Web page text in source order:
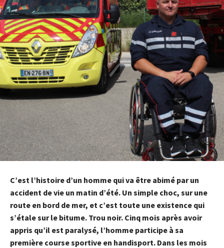
C’est l’histoire d’un homme qui va être abimé par un
accident de vie un matin d’été. Un simple choc, sur une
route en bord de mer, et c’est toute une existence qui
s’étale sur le bitume. Trou noir. Cinq mois après avoir
appris qu’il est paralysé, l’homme participe à sa
première course sportive en handisport. Dans les mois